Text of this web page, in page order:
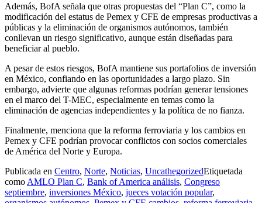
Además, BofA señala que otras propuestas del “Plan C”, como la
modificación del estatus de Pemex y CFE de empresas productivas a
públicas y la eliminación de organismos autónomos, también
conllevan un riesgo significativo, aunque están diseñadas para
beneficiar al pueblo.
A pesar de estos riesgos, BofA mantiene sus portafolios de inversión
en México, confiando en las oportunidades a largo plazo. Sin
embargo, advierte que algunas reformas podrían generar tensiones
en el marco del T-MEC, especialmente en temas como la
eliminación de agencias independientes y la política de no fianza.
Finalmente, menciona que la reforma ferroviaria y los cambios en
Pemex y CFE podrían provocar conflictos con socios comerciales
de América del Norte y Europa.
Publicada en Centro, Norte, Noticias, UncathegorizedEtiquetada
como AMLO Plan C, Bank of America análisis, Congreso
septiembre, inversiones México, jueces votación popular,